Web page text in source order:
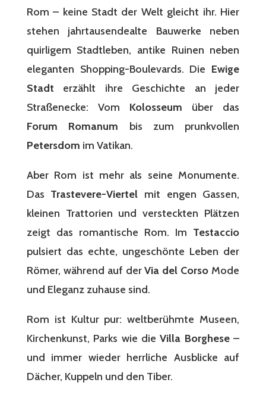
Rom – keine Stadt der Welt gleicht ihr. Hier
stehen jahrtausendealte Bauwerke neben
quirligem Stadtleben, antike Ruinen neben
eleganten Shopping-Boulevards. Die Ewige
Stadt erzählt ihre Geschichte an jeder
Straßenecke: Vom Kolosseum über das
Forum Romanum bis zum prunkvollen
Petersdom im Vatikan.
Aber Rom ist mehr als seine Monumente.
Das Trastevere-Viertel mit engen Gassen,
kleinen Trattorien und versteckten Plätzen
zeigt das romantische Rom. Im Testaccio
pulsiert das echte, ungeschönte Leben der
Römer, während auf derVia del Corso Mode
und Eleganz zuhause sind.
Rom ist Kultur pur: weltberühmte Museen,
Kirchenkunst, Parks wie dieVilla Borghese–
und immer wieder herrliche Ausblicke auf
Dächer, Kuppeln und den Tiber.